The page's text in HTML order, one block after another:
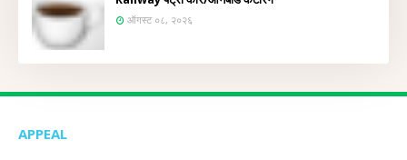
ऑगस्ट ०८, २०२६
APPEAL